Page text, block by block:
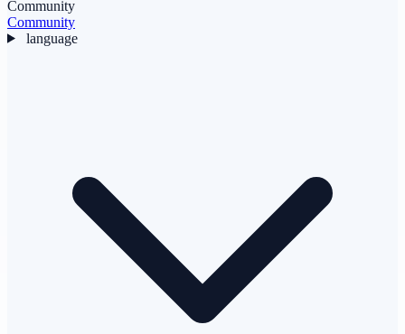
Community
Community
language